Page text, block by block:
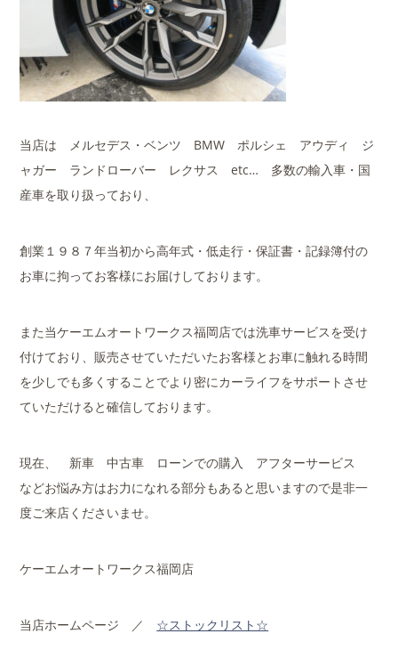
当店は メルセデス・ベンツ BMW ポルシェ アウディ ジ
ャガー ランドローバー レクサス etc… 多数の輸入車・国
産車を取り扱っており、
創業１９８７年当初から高年式・低走行・保証書・記録簿付の
お車に拘ってお客様にお届けしております。
また当ケーエムオートワークス福岡店では洗車サービスを受け
付けており、販売させていただいたお客様とお車に触れる時間
を少しでも多くすることでより密にカーライフをサポートさせ
ていただけると確信しております。
現在、 新車 中古車 ローンでの購入 アフターサービス
などお悩み方はお力になれる部分もあると思いますので是非一
度ご来店くださいませ。
ケーエムオートワークス福岡店
当店ホームページ ／ ☆ストックリスト☆